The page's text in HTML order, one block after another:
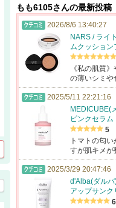
もも6105さんの最新投稿
2026/8/6 13:40:27
NARS / ライ
ムクッション
《私の肌質
の薄いシミ
2025/5/11 22:21:16
MEDICUBE(
ピンクセラム
5
トマトの匂
すが肌キメ
2025/3/29 20:47:46
d'Alba(ダル
アップサンク
6